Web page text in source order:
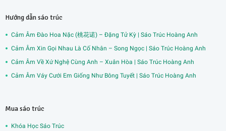
Hướng dẫn sáo trúc
Cảm Âm Đào Hoa Nặc (桃花诺) – Đặng Tử Kỳ | Sáo Trúc Hoàng Anh
Cảm Âm Xin Gọi Nhau Là Cố Nhân – Song Ngọc | Sáo Trúc Hoàng Anh
Cảm Âm Về Xứ Nghệ Cùng Anh – Xuân Hòa | Sáo Trúc Hoàng Anh
Cảm Âm Váy Cưới Em Giống Như Bông Tuyết | Sáo Trúc Hoàng Anh
Mua sáo trúc
Khóa Học Sáo Trúc